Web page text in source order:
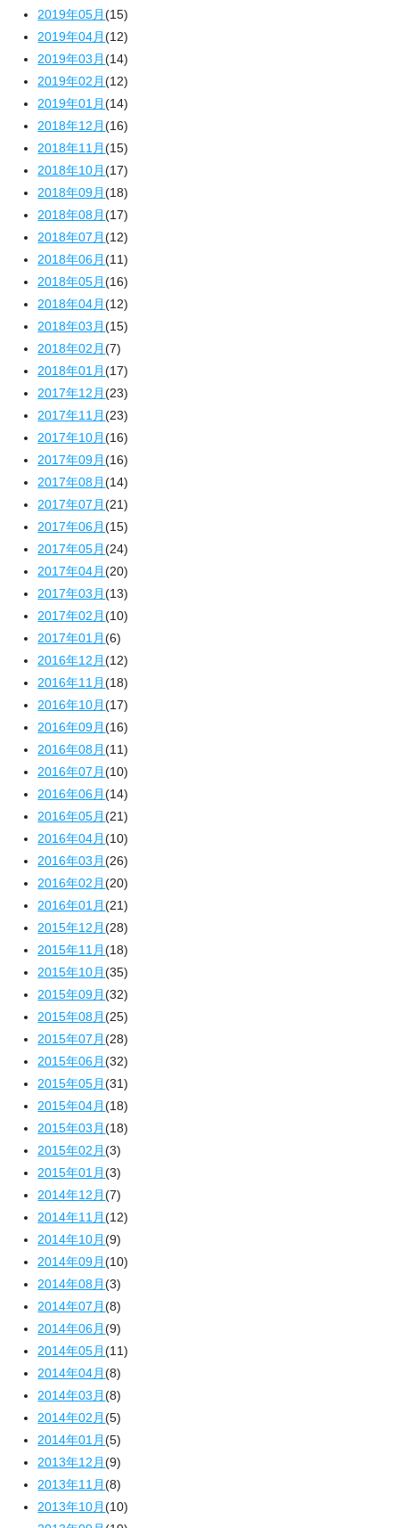
2019年05月(15)
2019年04月(12)
2019年03月(14)
2019年02月(12)
2019年01月(14)
2018年12月(16)
2018年11月(15)
2018年10月(17)
2018年09月(18)
2018年08月(17)
2018年07月(12)
2018年06月(11)
2018年05月(16)
2018年04月(12)
2018年03月(15)
2018年02月(7)
2018年01月(17)
2017年12月(23)
2017年11月(23)
2017年10月(16)
2017年09月(16)
2017年08月(14)
2017年07月(21)
2017年06月(15)
2017年05月(24)
2017年04月(20)
2017年03月(13)
2017年02月(10)
2017年01月(6)
2016年12月(12)
2016年11月(18)
2016年10月(17)
2016年09月(16)
2016年08月(11)
2016年07月(10)
2016年06月(14)
2016年05月(21)
2016年04月(10)
2016年03月(26)
2016年02月(20)
2016年01月(21)
2015年12月(28)
2015年11月(18)
2015年10月(35)
2015年09月(32)
2015年08月(25)
2015年07月(28)
2015年06月(32)
2015年05月(31)
2015年04月(18)
2015年03月(18)
2015年02月(3)
2015年01月(3)
2014年12月(7)
2014年11月(12)
2014年10月(9)
2014年09月(10)
2014年08月(3)
2014年07月(8)
2014年06月(9)
2014年05月(11)
2014年04月(8)
2014年03月(8)
2014年02月(5)
2014年01月(5)
2013年12月(9)
2013年11月(8)
2013年10月(10)